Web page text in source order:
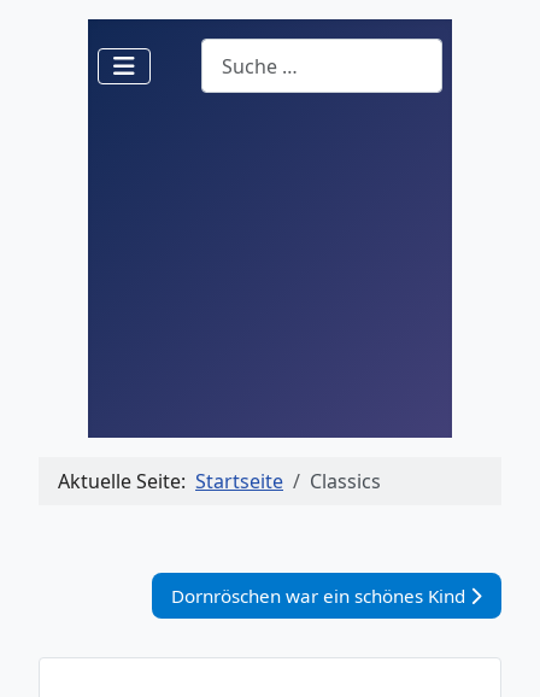
Suchen
Aktuelle Seite: Startseite Classics
Nächster Beitrag: Dornröschen war ein
Dornröschen war ein schönes Kind